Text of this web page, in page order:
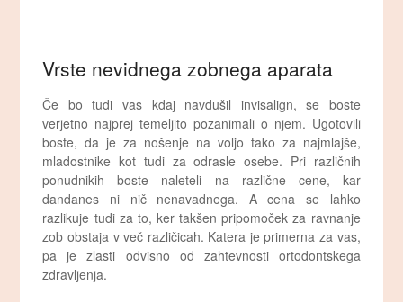
Vrste nevidnega zobnega aparata
Če bo tudi vas kdaj navdušil invisalign, se boste
verjetno najprej temeljito pozanimali o njem. Ugotovili
boste, da je za nošenje na voljo tako za najmlajše,
mladostnike kot tudi za odrasle osebe. Pri različnih
ponudnikih boste naleteli na različne cene, kar
dandanes ni nič nenavadnega. A cena se lahko
razlikuje tudi za to, ker takšen pripomoček za ravnanje
zob obstaja v več različicah. Katera je primerna za vas,
pa je zlasti odvisno od zahtevnosti ortodontskega
zdravljenja.